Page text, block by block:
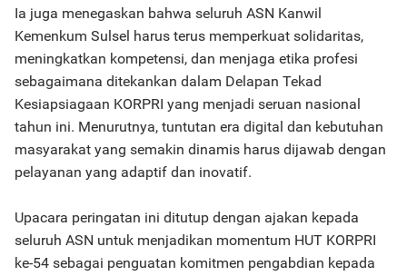
Ia juga menegaskan bahwa seluruh ASN Kanwil
Kemenkum Sulsel harus terus memperkuat solidaritas,
meningkatkan kompetensi, dan menjaga etika profesi
sebagaimana ditekankan dalam Delapan Tekad
Kesiapsiagaan KORPRI yang menjadi seruan nasional
tahun ini. Menurutnya, tuntutan era digital dan kebutuhan
masyarakat yang semakin dinamis harus dijawab dengan
pelayanan yang adaptif dan inovatif.
Upacara peringatan ini ditutup dengan ajakan kepada
seluruh ASN untuk menjadikan momentum HUT KORPRI
ke-54 sebagai penguatan komitmen pengabdian kepada